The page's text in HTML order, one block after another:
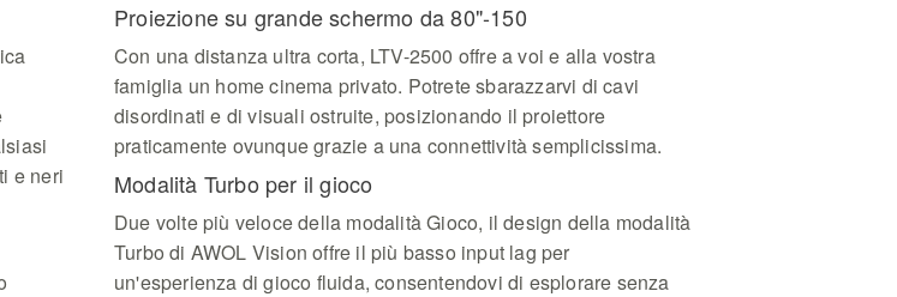
e neri
Proiezione su grande schermo da 80"-150
Con una distanza ultra corta, LTV-2500 offre a voi e alla vostra
famiglia un home cinema privato. Potrete sbarazzarvi di cavi
disordinati e di visuali ostruite, posizionando il proiettore
praticamente ovunque grazie a una connettività semplicissima.
Modalità Turbo per il gioco
Due volte più veloce della modalità Gioco, il design della modalità
Turbo di AWOL Vision offre il più basso input lag per
un'esperienza di gioco fluida, consentendovi di esplorare senza